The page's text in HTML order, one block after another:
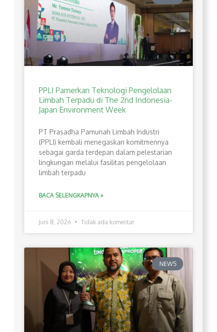
PPLI Pamerkan Teknologi Pengelolaan
Limbah Terpadu di The 2nd Indonesia-
Japan Environment Week
PT Prasadha Pamunah Limbah Industri
(PPLI) kembali menegaskan komitmennya
sebagai garda terdepan dalam pelestarian
lingkungan melalui fasilitas pengelolaan
limbah terpadu
BACA SELENGKAPNYA »
Juni 8, 2026 Tidak ada komentar
NEWS